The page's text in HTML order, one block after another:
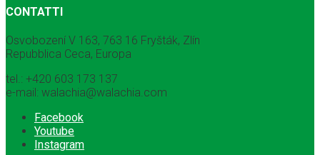
CONTATTI
Osvobození V 163, 763 16 Fryšták, Zlín
Repubblica Ceca, Europa
tel.: +420 603 173 137
e-mail: walachia@walachia.com
Facebook
Youtube
Instagram